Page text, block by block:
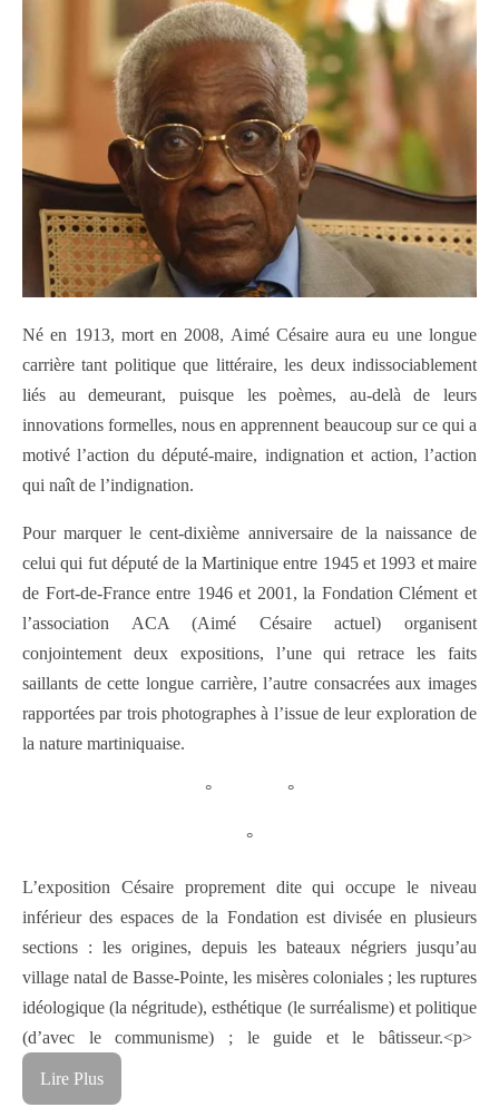
Né en 1913, mort en 2008, Aimé Césaire aura eu une longue
carrière tant politique que littéraire, les deux indissociablement
liés au demeurant, puisque les poèmes, au-delà de leurs
innovations formelles, nous en apprennent beaucoup sur ce qui a
motivé l’action du député-maire, indignation et action, l’action
qui naît de l’indignation.
Pour marquer le cent-dixième anniversaire de la naissance de
celui qui fut député de la Martinique entre 1945 et 1993 et maire
de Fort-de-France entre 1946 et 2001, la Fondation Clément et
l’association ACA (Aimé Césaire actuel) organisent
conjointement deux expositions, l’une qui retrace les faits
saillants de cette longue carrière, l’autre consacrées aux images
rapportées par trois photographes à l’issue de leur exploration de
la nature martiniquaise.
° °
°
L’exposition Césaire proprement dite qui occupe le niveau
inférieur des espaces de la Fondation est divisée en plusieurs
sections : les origines, depuis les bateaux négriers jusqu’au
village natal de Basse-Pointe, les misères coloniales ; les ruptures
idéologique (la négritude), esthétique (le surréalisme) et politique
(d’avec le communisme) ; le guide et le bâtisseur.<p>
Lire Plus